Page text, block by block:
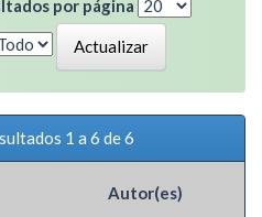
por página
1 a 6 de 6
Autor(es)